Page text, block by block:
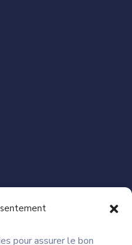
pour assurer le bon